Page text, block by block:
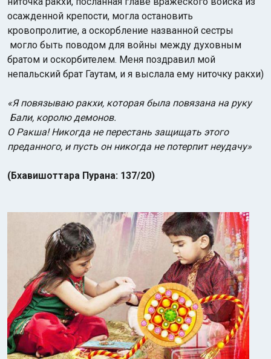
осажденной крепости, могла остановить
кровопролитие, а оскорбление названной сестры
могло быть поводом для войны между духовным
братом и оскорбителем. Меня поздравил мой
непальский брат Гаутам, и я выслала ему ниточку ракхи)
«Я повязываю ракхи, которая была повязана на руку
Бали, королю демонов.
О Ракша! Никогда не перестань защищать этого
преданного, и пусть он никогда не потерпит неудачу»
(Бхавишоттара Пурана: 137/20)